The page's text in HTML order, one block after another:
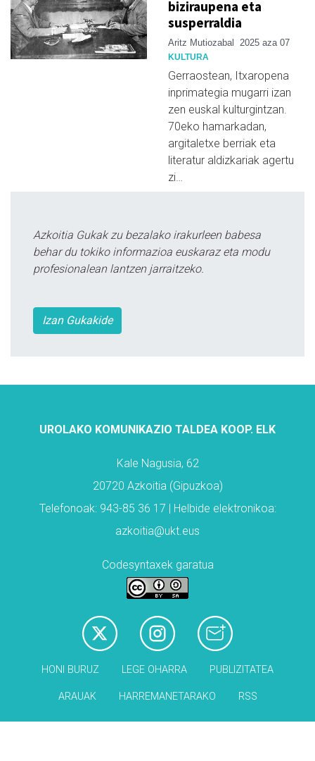
biziraupena eta
susperraldia
Aritz Mutiozabal 2025 aza 07
KULTURA
Gerraostean, Itxaropena
inprimategia mugarri izan
zen euskal kulturgintzan.
70eko hamarkadan,
argitaletxe berriak eta
literatur aldizkariak agertu
zi…
Azkoitia Gukak zu bezalako irakurleen babesa
behar du tokiko informazioa euskaraz eta modu
profesionalean lantzen jarraitzeko.
Izan Gukakide
UROLAKO KOMUNIKAZIO TALDEA KOOP. ELK
Kale Nagusia, 62
20720 Azkoitia (Gipuzkoa)
Telefonoak: 943-85 36 17 | Helbide elektronikoa:
azkoitia@ukt.eus
Codesyntaxek garatua
HONI BURUZ LEGE OHARRA PUBLIZITATEA
ARAUAK HARREMANETARAKO RSS